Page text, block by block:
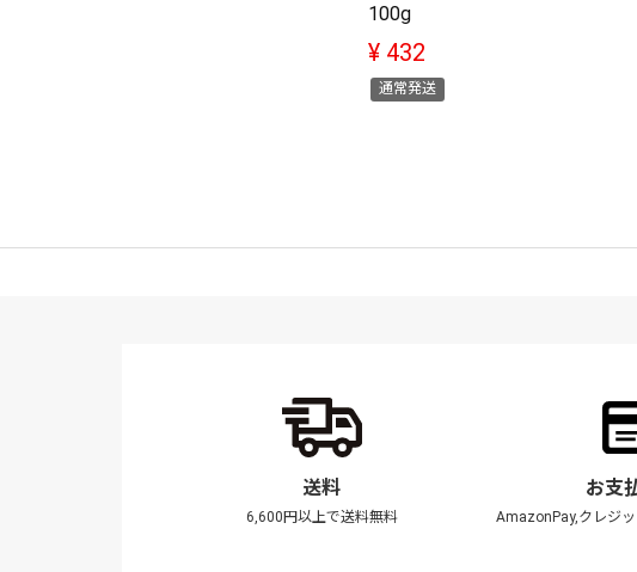
100g
¥ 432
通常発送
送料
6,600円以上で送料無料
お支
AmazonPay,クレジ